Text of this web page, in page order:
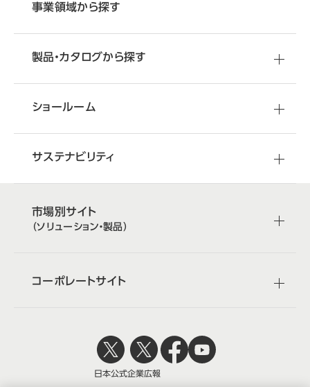
事業領域から探す
製品・カタログから探す
ショールーム
サステナビリティ
市場別サイト
（ソリューション・製品）
コーポレートサイト
日本公式企業広報